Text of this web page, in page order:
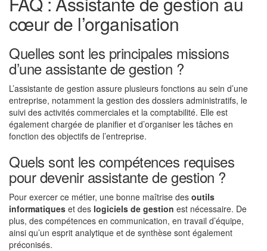
cœur de l’organisation
Quelles sont les principales missions
d’une assistante de gestion ?
L’assistante de gestion assure plusieurs fonctions au sein d’une
entreprise, notamment la gestion des dossiers administratifs, le
suivi des activités commerciales et la comptabilité. Elle est
également chargée de planifier et d’organiser les tâches en
fonction des objectifs de l’entreprise.
Quels sont les compétences requises
pour devenir assistante de gestion ?
Pour exercer ce métier, une bonne maîtrise des outils
informatiques et des logiciels de gestion est nécessaire. De
plus, des compétences en communication, en travail d’équipe,
ainsi qu’un esprit analytique et de synthèse sont également
préconisés.